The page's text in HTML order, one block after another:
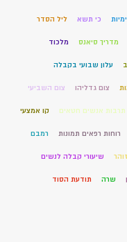
כי תשא ליל הסדר
מדריך סיאנס מלכוד
עלון שבועי בקבלה
צום גדליהו צום השביעי
אנשים חטאים קו אמצעי
רוחות רפאים תמונות רמבם
שיעורי קבלה לנשים
שרה תודעת הסוד